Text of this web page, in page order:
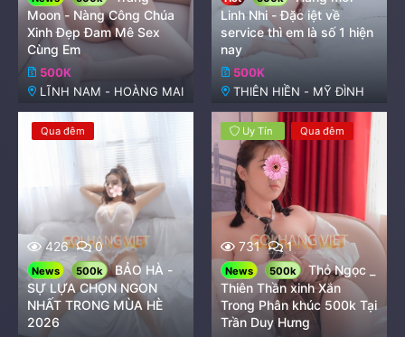
Moon - Nàng Công Chúa
Xinh Đẹp Đam Mê Sex
Cùng Em
500K
LĨNH NAM - HOÀNG MAI
Linh Nhi - Đặc iệt về
service thì em là số 1 hiện
nay
500K
THIÊN HIỀN - MỸ ĐÌNH
Qua đêm
426 0
News 500k
BẢO HÀ -
SỰ LỰA CHỌN NGON
NHẤT TRONG MÙA HÈ
2026
Uy Tín Qua đêm
731 1
News 500k
Thỏ Ngọc _
Thiên Thần xinh Xắn
Trong Phân khúc 500k Tại
Trần Duy Hưng